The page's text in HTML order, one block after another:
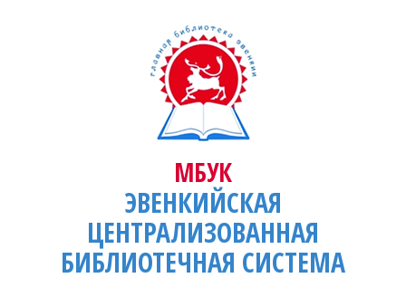
МБУК
ЭВЕНКИЙСКАЯ
ЦЕНТРАЛИЗОВАННАЯ
БИБЛИОТЕЧНАЯ СИСТЕМА